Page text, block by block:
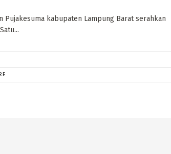
kabupaten Lampung Barat serahkan